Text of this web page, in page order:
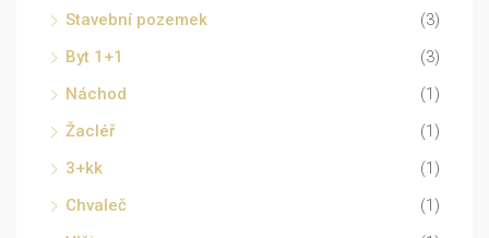
Stavební pozemek
(3)
Byt 1+1
(3)
Náchod
(1)
Žacléř
(1)
3+kk
(1)
Chvaleč
(1)